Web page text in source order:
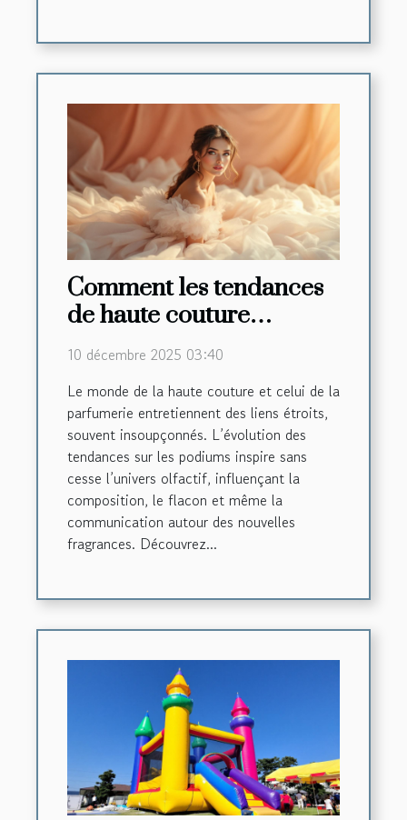
Comment les tendances
de haute couture
influencent-elles les
créations de parfums ?
10 décembre 2025 03:40
Le monde de la haute couture et celui de la
parfumerie entretiennent des liens étroits,
souvent insoupçonnés. L’évolution des
tendances sur les podiums inspire sans
cesse l’univers olfactif, influençant la
composition, le flacon et même la
communication autour des nouvelles
fragrances. Découvrez...